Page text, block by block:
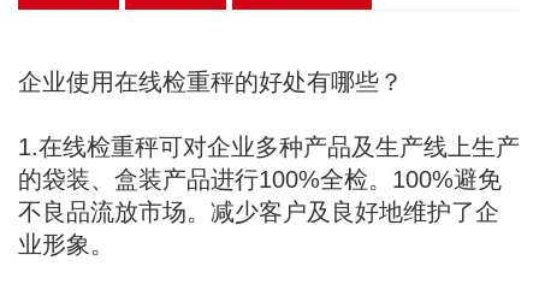
企业使用在线检重秤的好处有哪些？
1.在线检重秤可对企业多种产品及生产线上生产
的袋装、盒装产品进行100%全检。100%避免
不良品流放市场。减少客户及良好地维护了企
业形象。